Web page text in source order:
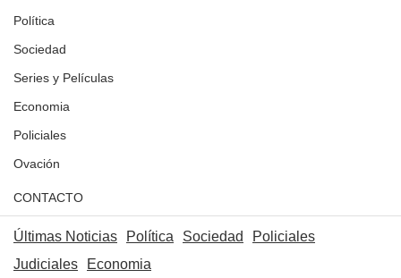
Política
Sociedad
Series y Películas
Economia
Policiales
Ovación
CONTACTO
Últimas Noticias Política Sociedad
Policiales
Judiciales
Economia